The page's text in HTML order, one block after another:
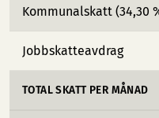
Kommunalskatt (34,30
Jobbskatteavdrag
TOTAL SKATT PER MÅNAD